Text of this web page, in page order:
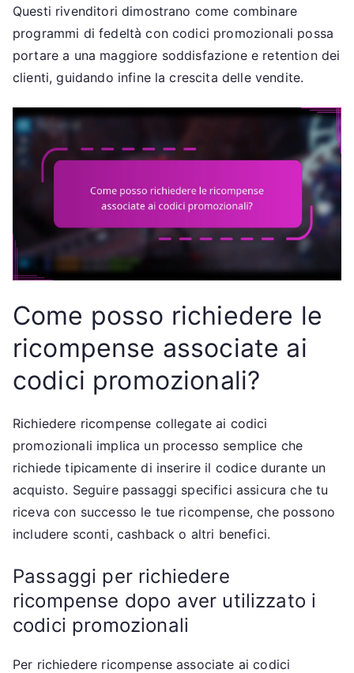
Questi rivenditori dimostrano come combinare
programmi di fedeltà con codici promozionali possa
portare a una maggiore soddisfazione e retention dei
clienti, guidando infine la crescita delle vendite.
Come posso richiedere le
ricompense associate ai
codici promozionali?
Richiedere ricompense collegate ai codici
promozionali implica un processo semplice che
richiede tipicamente di inserire il codice durante un
acquisto. Seguire passaggi specifici assicura che tu
riceva con successo le tue ricompense, che possono
includere sconti, cashback o altri benefici.
Passaggi per richiedere
ricompense dopo aver utilizzato i
codici promozionali
Per richiedere ricompense associate ai codici